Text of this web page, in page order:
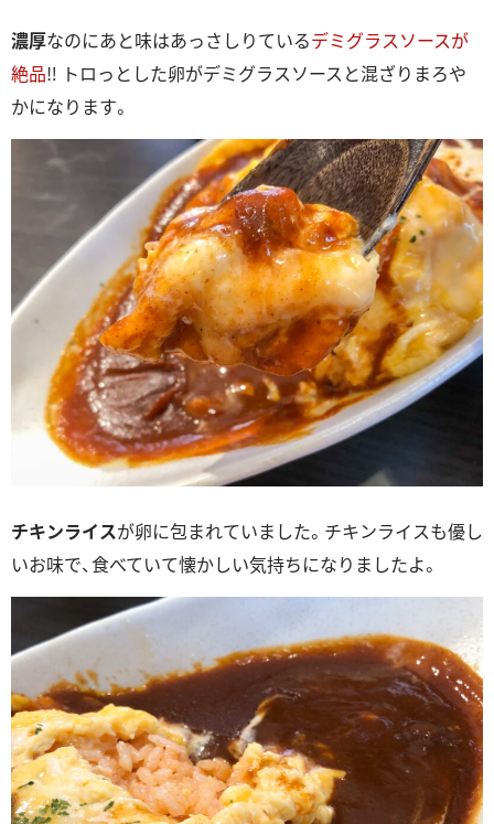
濃厚なのにあと味はあっさしりているデミグラスソースが
絶品‼ トロっとした卵がデミグラスソースと混ざりまろや
かになります。
チキンライスが卵に包まれていました。チキンライスも優し
いお味で、食べていて懐かしい気持ちになりましたよ。